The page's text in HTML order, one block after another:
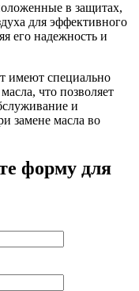
в защитах,
для эффективного
его надежность и
имеют специально
что позволяет
и
замене масла во
форму для